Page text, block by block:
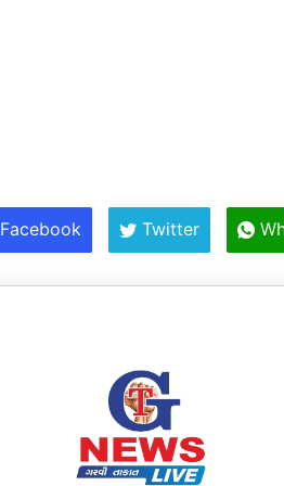
Facebook Twitter